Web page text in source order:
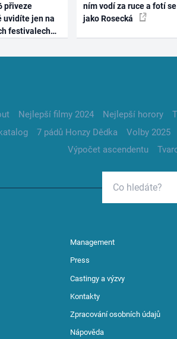
přiveze
uvidíte jen na
festivalech
ním vodí za ruce a fotí
jako Rosecká
Nejlepší filmy 2024 Nejlepší horory
7 pádů Honzy Dědka Volby 2025
Výpočet ascendentu
Management
Press
Castingy a výzvy
Kontakty
Zpracování osobních údajů
Nápověda